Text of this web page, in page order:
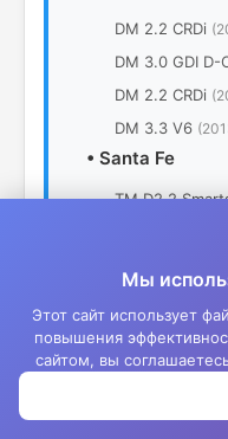
DM 2.2 CRDi
DM 3.0 GDI D-
DM 2.2 CRDi
DM 3.3 V6
• Santa Fe
TM D2.2
TM G2.5
TM G3.5
TM 2.2 CRDi
TM 2.4 GDI
TM 3.5 MPI
Мы
Этот сайт использует
повышения
сайтом, вы